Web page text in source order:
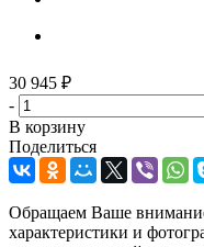
30 945 ₽
-
В корзину
Поделиться
Обращаем Ваше
характеристики и